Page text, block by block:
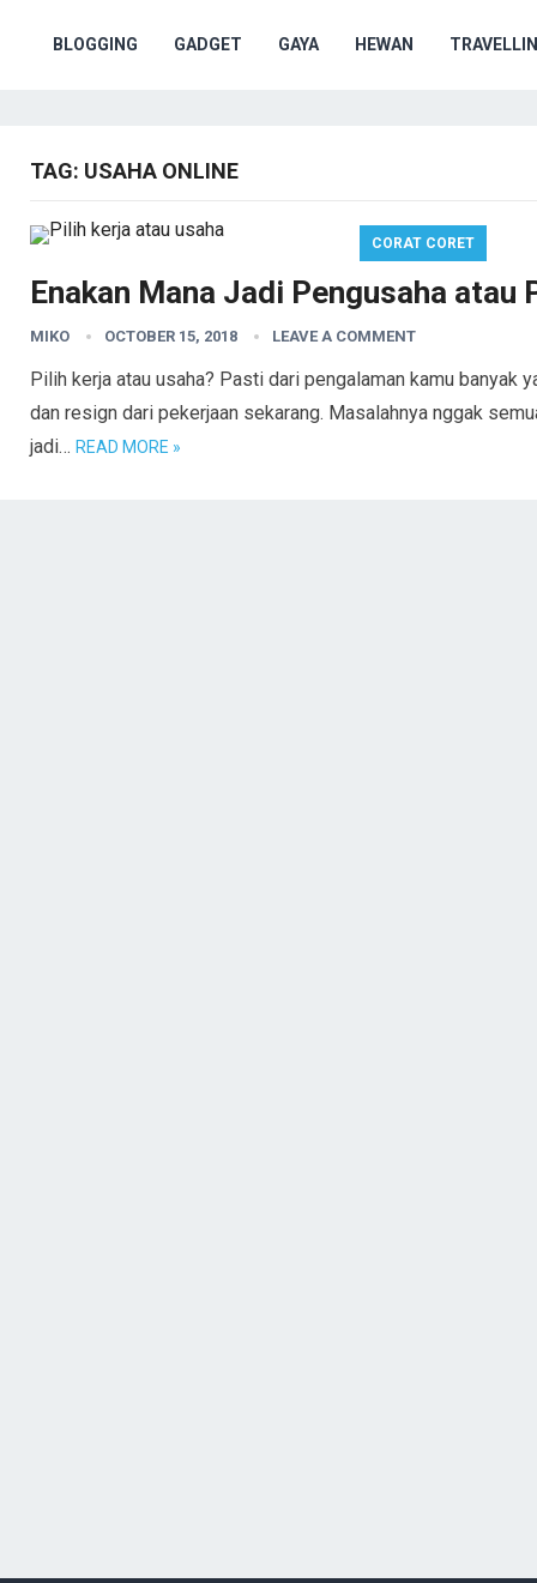
BLOGGING GADGET GAYA HEWAN
TAG: USAHA ONLINE
CORAT CORET
Enakan Mana Jadi Pengusaha atau
MIKO OCTOBER 15, 2018 LEAVE A COMMENT
Pilih kerja atau usaha? Pasti dari pengalaman kamu banyak
dan resign dari pekerjaan sekarang. Masalahnya nggak
jadi… READ MORE »